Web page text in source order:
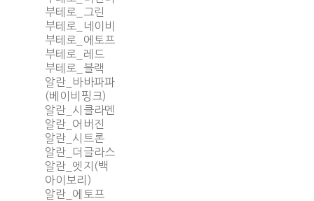
부테로_그린
부테로_네이비
부테로_에토프
부테로_레드
부테로_블랙
알란_바바파파
(베이비핑크)
알란_시클라멘
알란_어버진
알란_시트론
알란_더글라스
알란_엣지(백
아이보리)
알란_에토프